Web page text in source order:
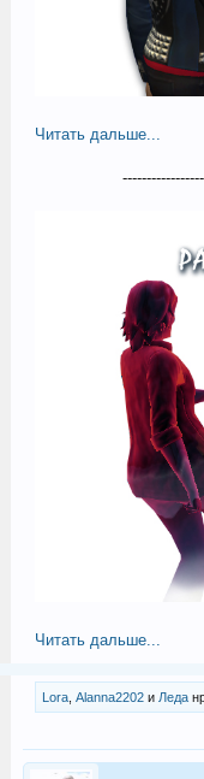
Читать дальше...
Читать дальше...
Lora, Alanna2202и Леда